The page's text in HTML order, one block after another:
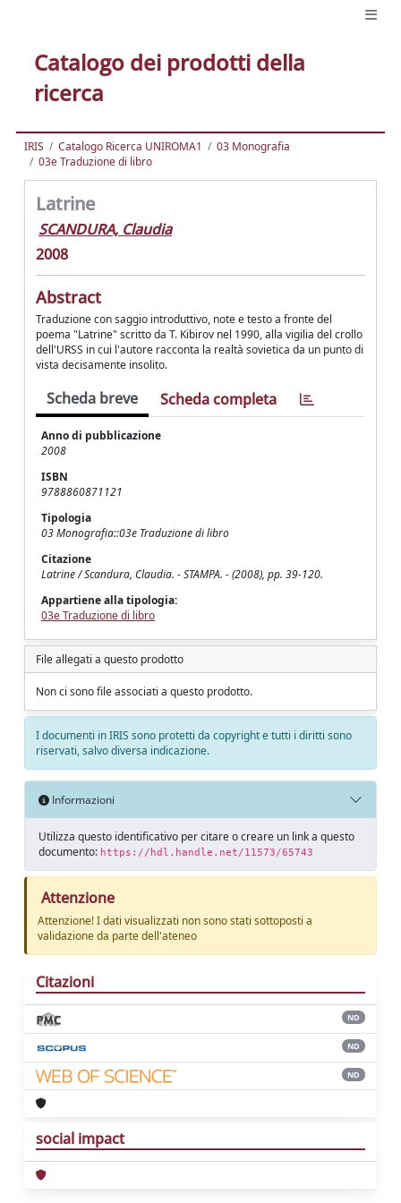
Catalogo dei prodotti della
ricerca
IRIS Catalogo Ricerca UNIROMA1
03 Monografia
03e Traduzione di libro
Latrine
SCANDURA, Claudia
2008
Abstract
Traduzione con saggio introduttivo, note e testo a fronte del
poema "Latrine" scritto da T. Kibirov nel 1990, alla vigilia del crollo
dell'URSS in cui l'autore racconta la realtà sovietica da un punto di
vista decisamente insolito.
Scheda breve Scheda completa
Anno di pubblicazione
2008
ISBN
9788860871121
Tipologia
03 Monografia::03e Traduzione di libro
Citazione
Latrine / Scandura, Claudia. - STAMPA. - (2008), pp. 39-120.
Appartiene alla tipologia:
03e Traduzione di libro
File allegati a questo prodotto
Non ci sono file associati a questo prodotto.
I documenti in IRIS sono protetti da copyright e tutti i diritti sono
riservati, salvo diversa indicazione.
Informazioni
Utilizza questo identificativo per citare o creare un link a questo
documento: https://hdl.handle.net/11573/65743
Attenzione
Attenzione! I dati visualizzati non sono stati sottoposti a
validazione da parte dell'ateneo
Citazioni
ND
ND
ND
social impact